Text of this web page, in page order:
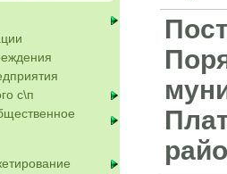
с\п